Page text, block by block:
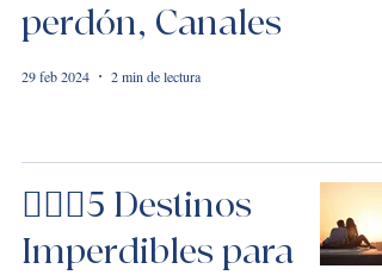
perdón, Canales
29 feb 2024 2 min de lectura
👩‍❤️‍👨5 Destinos
Imperdibles para